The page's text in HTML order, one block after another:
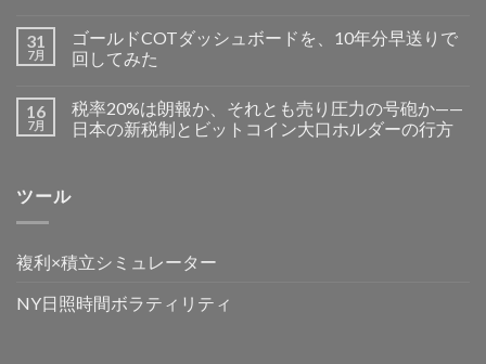
31
7月
ゴールドCOTダッシュボードを、10年分早送りで
回してみた
16
7月
税率20%は朗報か、それとも売り圧力の号砲か——
日本の新税制とビットコイン大口ホルダーの行方
ツール
複利×積立シミュレーター
NY日照時間ボラティリティ